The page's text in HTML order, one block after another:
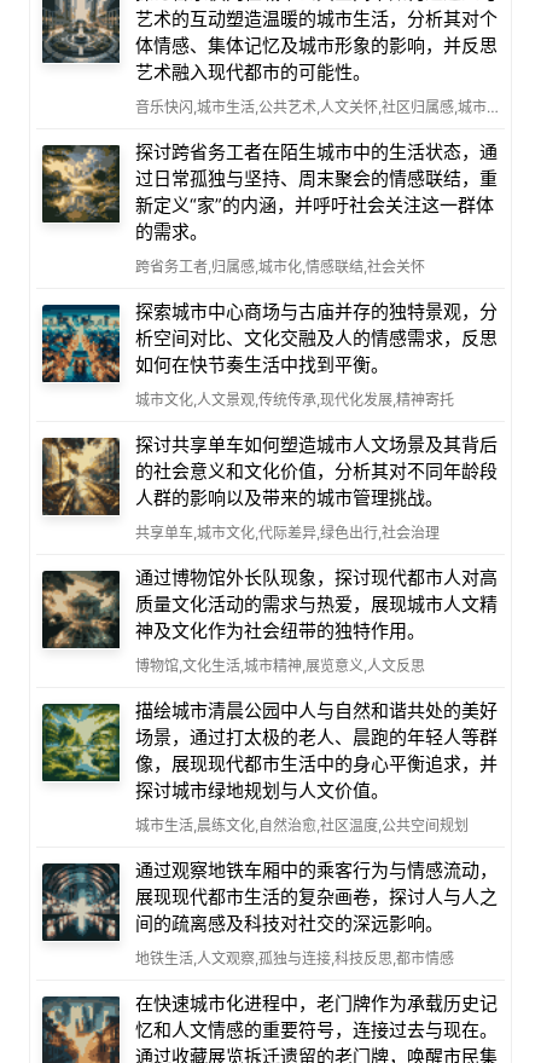
艺术的互动塑造温暖的城市生活，分析其对个
体情感、集体记忆及城市形象的影响，并反思
艺术融入现代都市的可能性。
音乐快闪,城市生活,公共艺术,人文关怀,社区归属感,城市设计
探讨跨省务工者在陌生城市中的生活状态，通
过日常孤独与坚持、周末聚会的情感联结，重
新定义“家”的内涵，并呼吁社会关注这一群体
的需求。
跨省务工者,归属感,城市化,情感联结,社会关怀
探索城市中心商场与古庙并存的独特景观，分
析空间对比、文化交融及人的情感需求，反思
如何在快节奏生活中找到平衡。
城市文化,人文景观,传统传承,现代化发展,精神寄托
探讨共享单车如何塑造城市人文场景及其背后
的社会意义和文化价值，分析其对不同年龄段
人群的影响以及带来的城市管理挑战。
共享单车,城市文化,代际差异,绿色出行,社会治理
通过博物馆外长队现象，探讨现代都市人对高
质量文化活动的需求与热爱，展现城市人文精
神及文化作为社会纽带的独特作用。
博物馆,文化生活,城市精神,展览意义,人文反思
描绘城市清晨公园中人与自然和谐共处的美好
场景，通过打太极的老人、晨跑的年轻人等群
像，展现现代都市生活中的身心平衡追求，并
探讨城市绿地规划与人文价值。
城市生活,晨练文化,自然治愈,社区温度,公共空间规划
通过观察地铁车厢中的乘客行为与情感流动，
展现现代都市生活的复杂画卷，探讨人与人之
间的疏离感及科技对社交的深远影响。
地铁生活,人文观察,孤独与连接,科技反思,都市情感
在快速城市化进程中，老门牌作为承载历史记
忆和人文情感的重要符号，连接过去与现在。
通过收藏展览拆迁遗留的老门牌，唤醒市民集